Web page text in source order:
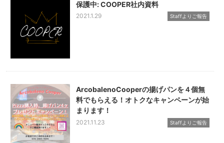
保護中: COOPER社内資料
2021.1.29 Staffよりご報告
ArcobalenoCooperの揚げパンを４個無
料でもらえる！オトクなキャンペーンが始
まります！
2021.11.23 Staffよりご報告